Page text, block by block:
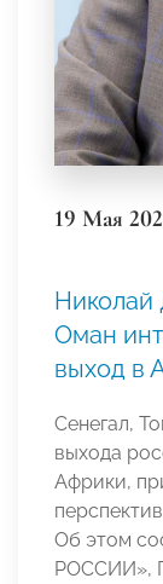
19 Мая
Николай
Оман
выход в
Сенегал,
выхода
Африки,
Об этом
РОССИИ»,